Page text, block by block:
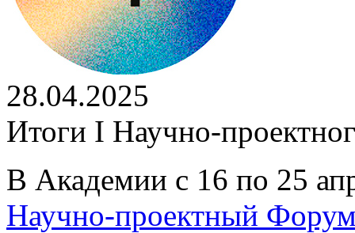
28.04.2025
Итоги I Научно-
В Академии с 16 по 25
Научно-проектный